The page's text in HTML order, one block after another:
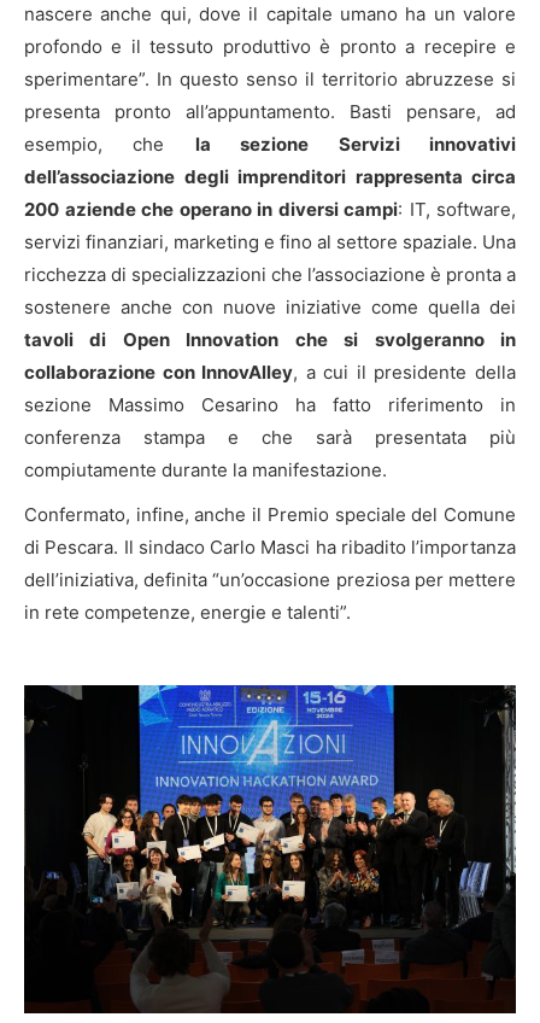
nascere anche qui, dove il capitale umano ha un valore
profondo e il tessuto produttivo è pronto a recepire e
sperimentare”. In questo senso il territorio abruzzese si
presenta pronto all’appuntamento. Basti pensare, ad
esempio, che la sezione Servizi innovativi
dell’associazione degli imprenditori rappresenta circa
200 aziende che operano in diversi campi: IT, software,
servizi finanziari, marketing e fino al settore spaziale. Una
ricchezza di specializzazioni che l’associazione è pronta a
sostenere anche con nuove iniziative come quella dei
tavoli di Open Innovation che si svolgeranno in
collaborazione con InnovAlley, a cui il presidente della
sezione Massimo Cesarino ha fatto riferimento in
conferenza stampa e che sarà presentata più
compiutamente durante la manifestazione.
Confermato, infine, anche il Premio speciale del Comune
di Pescara. Il sindaco Carlo Masci ha ribadito l’importanza
dell’iniziativa, definita “un’occasione preziosa per mettere
in rete competenze, energie e talenti”.